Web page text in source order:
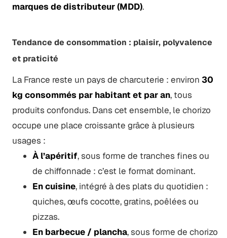
marques de distributeur (MDD).
Tendance de consommation : plaisir, polyvalence
et praticité
La France reste un pays de charcuterie : environ 30
kg consommés par habitant et par an, tous
produits confondus. Dans cet ensemble, le chorizo
occupe une place croissante grâce à plusieurs
usages :
À l’apéritif, sous forme de tranches fines ou
de chiffonnade : c’est le format dominant.
En cuisine, intégré à des plats du quotidien :
quiches, œufs cocotte, gratins, poêlées ou
pizzas.
En barbecue / plancha, sous forme de chorizo